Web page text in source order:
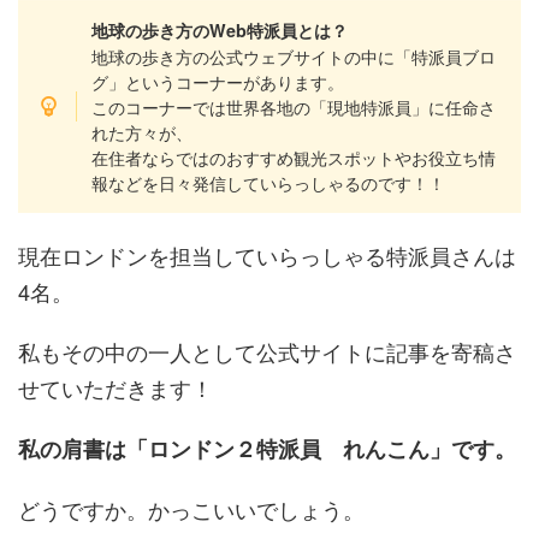
地球の歩き方のWeb特派員とは？
地球の歩き方の公式ウェブサイトの中に「特派員ブロ
グ」というコーナーがあります。
このコーナーでは世界各地の「現地特派員」に任命さ
れた方々が、
在住者ならではのおすすめ観光スポットやお役立ち情
報などを日々発信していらっしゃるのです！！
現在ロンドンを担当していらっしゃる特派員さんは
4名。
私もその中の一人として公式サイトに記事を寄稿さ
せていただきます！
私の肩書は「ロンドン２特派員 れんこん」です。
どうですか。かっこいいでしょう。